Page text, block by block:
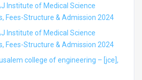
Institute of Medical Science
Fees-Structure & Admission 2024
Institute of Medical Science
Fees-Structure & Admission 2024
college of engineering – [jce],